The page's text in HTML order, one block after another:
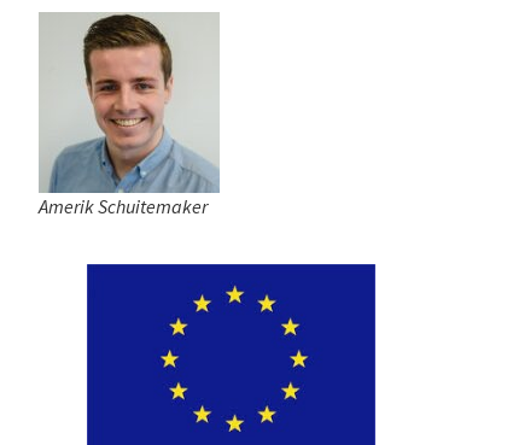
Amerik Schuitemaker